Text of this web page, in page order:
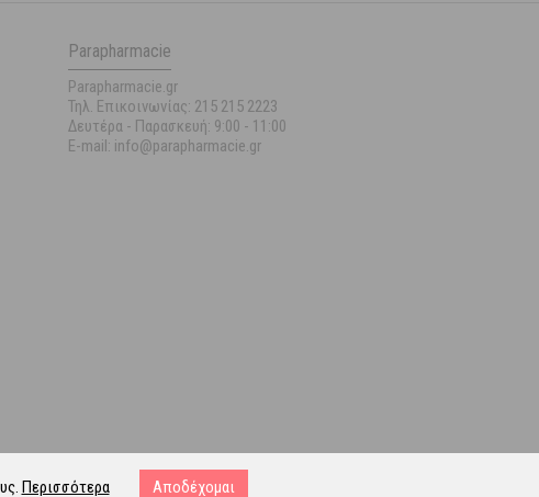
Περισσότερα Αποδέχομαι
Parapharmacie
Parapharmacie.gr
Τηλ. Επικοινωνίας: 215 215 2223
Δευτέρα - Παρασκευή: 9:00 - 11:00
E-mail: info@parapharmacie.gr
Plushost.gr